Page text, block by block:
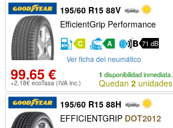
195/60 R15 88V
EfficientGrip Performance
C A 71 dB
Ver ficha del neumático
99.65 €
+2.18€ ecoTasa (IVA inc.)
1 disponibilidad inmediata.
Quedan 2unidades
195/60 R15 88H
EFFICIENTGRIP DOT2012